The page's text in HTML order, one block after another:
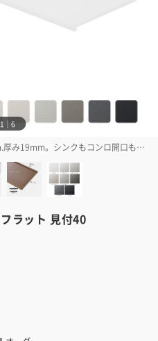
1｜6
見付けは丸みのある形で見付け40mm.厚み19mm。シンクもコンロ開口もないフラット形状ですので、カウンターや作業台などの天板としてお使いいただけます
フラット 見付40